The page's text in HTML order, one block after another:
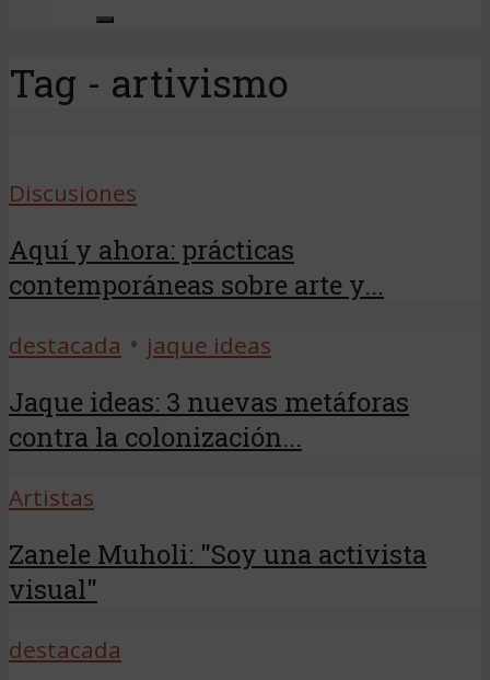
Tag - artivismo
Discusiones
Aquí y ahora: prácticas
contemporáneas sobre arte y...
destacada • jaque ideas
Jaque ideas: 3 nuevas metáforas
contra la colonización...
Artistas
Zanele Muholi: "Soy una activista
visual"
destacada